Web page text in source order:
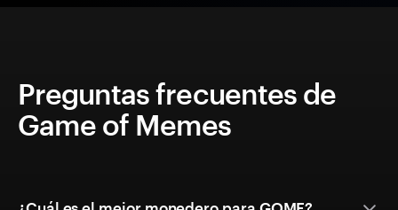
Preguntas frecuentes de
Game of Memes